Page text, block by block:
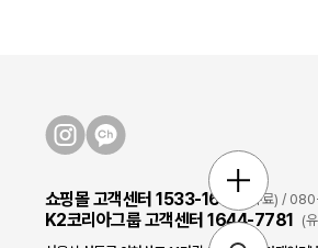
쇼핑몰 고객센터 1533-1631 (유료) /
K2코리아그룹 고객센터 1644-7781
(